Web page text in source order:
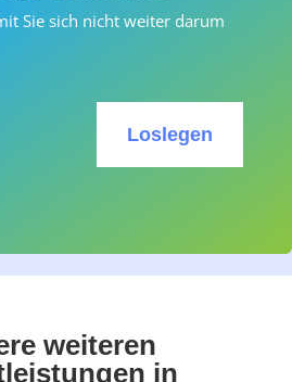
Sie sich nicht weiter darum
Loslegen
weiteren
in